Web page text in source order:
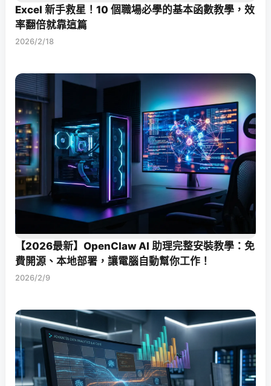
Excel 新手救星！10 個職場必學的基本函數教學，效
率翻倍就靠這篇
2026/2/18
【2026最新】OpenClaw AI 助理完整安裝教學：免
費開源、本地部署，讓電腦自動幫你工作！
2026/2/9